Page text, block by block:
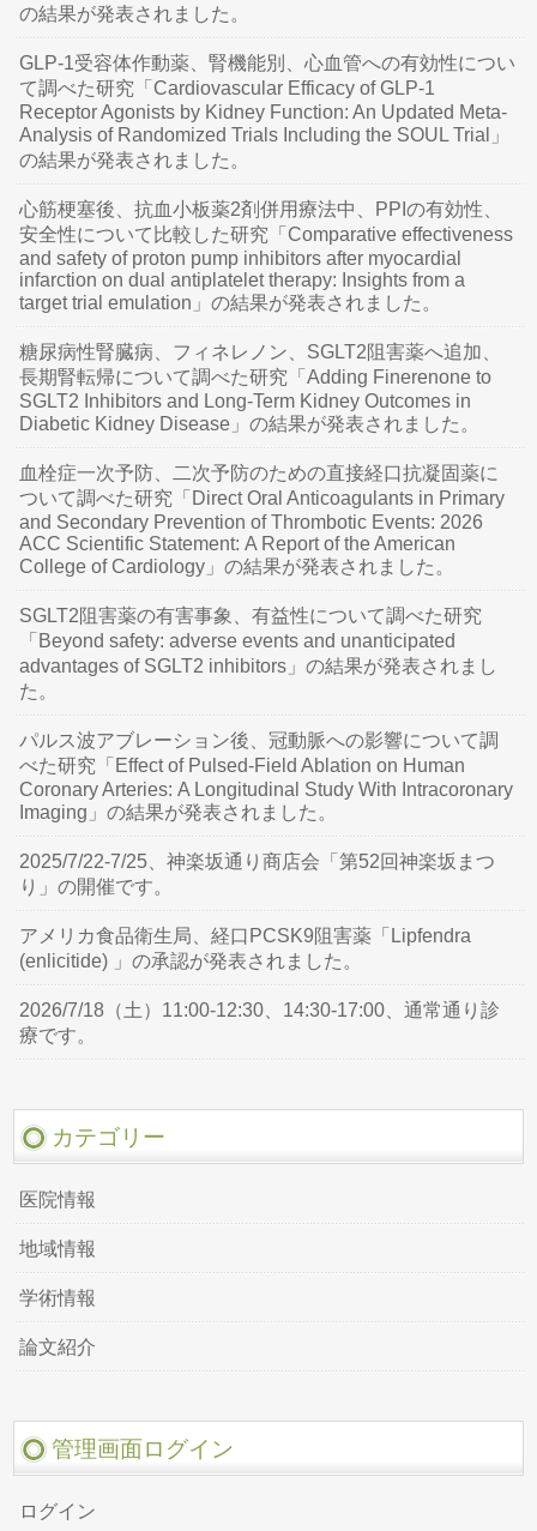
の結果が発表されました。
GLP-1受容体作動薬、腎機能別、心血管への有効性につい
て調べた研究「Cardiovascular Efficacy of GLP-1
Receptor Agonists by Kidney Function: An Updated Meta-
Analysis of Randomized Trials Including the SOUL Trial」
の結果が発表されました。
心筋梗塞後、抗血小板薬2剤併用療法中、PPIの有効性、
安全性について比較した研究「Comparative effectiveness
and safety of proton pump inhibitors after myocardial
infarction on dual antiplatelet therapy: Insights from a
target trial emulation」の結果が発表されました。
糖尿病性腎臓病、フィネレノン、SGLT2阻害薬へ追加、
長期腎転帰について調べた研究「Adding Finerenone to
SGLT2 Inhibitors and Long-Term Kidney Outcomes in
Diabetic Kidney Disease」の結果が発表されました。
血栓症一次予防、二次予防のための直接経口抗凝固薬に
ついて調べた研究「Direct Oral Anticoagulants in Primary
and Secondary Prevention of Thrombotic Events: 2026
ACC Scientific Statement: A Report of the American
College of Cardiology」の結果が発表されました。
SGLT2阻害薬の有害事象、有益性について調べた研究
「Beyond safety: adverse events and unanticipated
advantages of SGLT2 inhibitors」の結果が発表されまし
た。
パルス波アブレーション後、冠動脈への影響について調
べた研究「Effect of Pulsed-Field Ablation on Human
Coronary Arteries: A Longitudinal Study With Intracoronary
Imaging」の結果が発表されました。
2025/7/22-7/25、神楽坂通り商店会「第52回神楽坂まつ
り」の開催です。
アメリカ食品衛生局、経口PCSK9阻害薬「Lipfendra
(enlicitide) 」の承認が発表されました。
2026/7/18（土）11:00-12:30、14:30-17:00、通常通り診
療です。
カテゴリー
医院情報
地域情報
学術情報
論文紹介
管理画面ログイン
ログイン